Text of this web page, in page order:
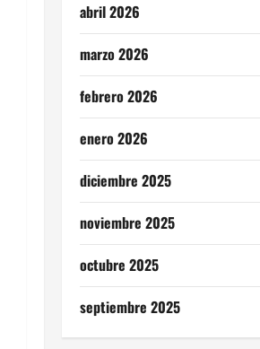
abril 2026
marzo 2026
febrero 2026
enero 2026
diciembre 2025
noviembre 2025
octubre 2025
septiembre 2025